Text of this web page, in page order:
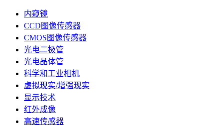
内窥镜
CCD图像传感器
CMOS图像传感器
光电二极管
光电晶体管
科学和工业相机
虚拟现实/增强现实
显示技术
红外成像
高速传感器